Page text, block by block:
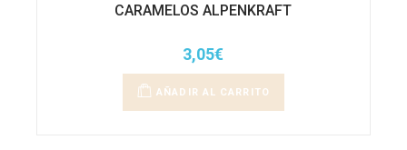
CARAMELOS ALPENKRAFT
3,05€
AÑADIR AL CARRITO